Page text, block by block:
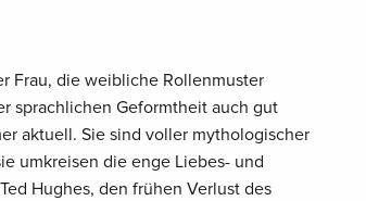
Frau, die weibliche Rollenmuster
sprachlichen Geformtheit auch gut
aktuell. Sie sind voller mythologischer
umkreisen die enge Liebes- und
Hughes, den frühen Verlust des